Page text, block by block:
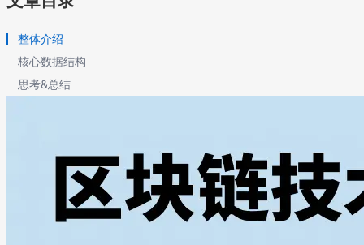
整体介绍
核心数据结构
思考&总结